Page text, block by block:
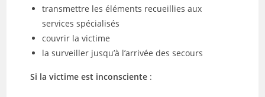
transmettre les éléments recueillies aux
services spécialisés
couvrir la victime
la surveiller jusqu’à l’arrivée des secours
Si la victime est inconsciente :